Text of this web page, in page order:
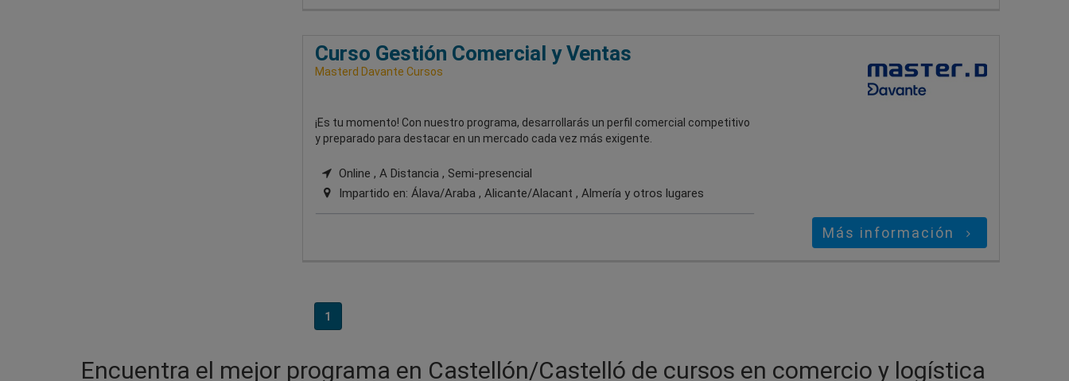
Curso Gestión Comercial y Ventas
Masterd Davante Cursos
¡Es tu momento! Con nuestro programa, desarrollarás un perfil comercial competitivo
y preparado para destacar en un mercado cada vez más exigente.
Online , A Distancia , Semi-presencial
Impartido en: Álava/Araba , Alicante/Alacant , Almería y otros lugares
Más información
1
Encuentra el mejor programa en Castellón/Castelló de cursos en comercio y logística